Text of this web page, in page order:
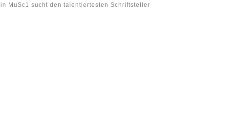
in MuSc1 sucht den talentiertesten Schriftsteller